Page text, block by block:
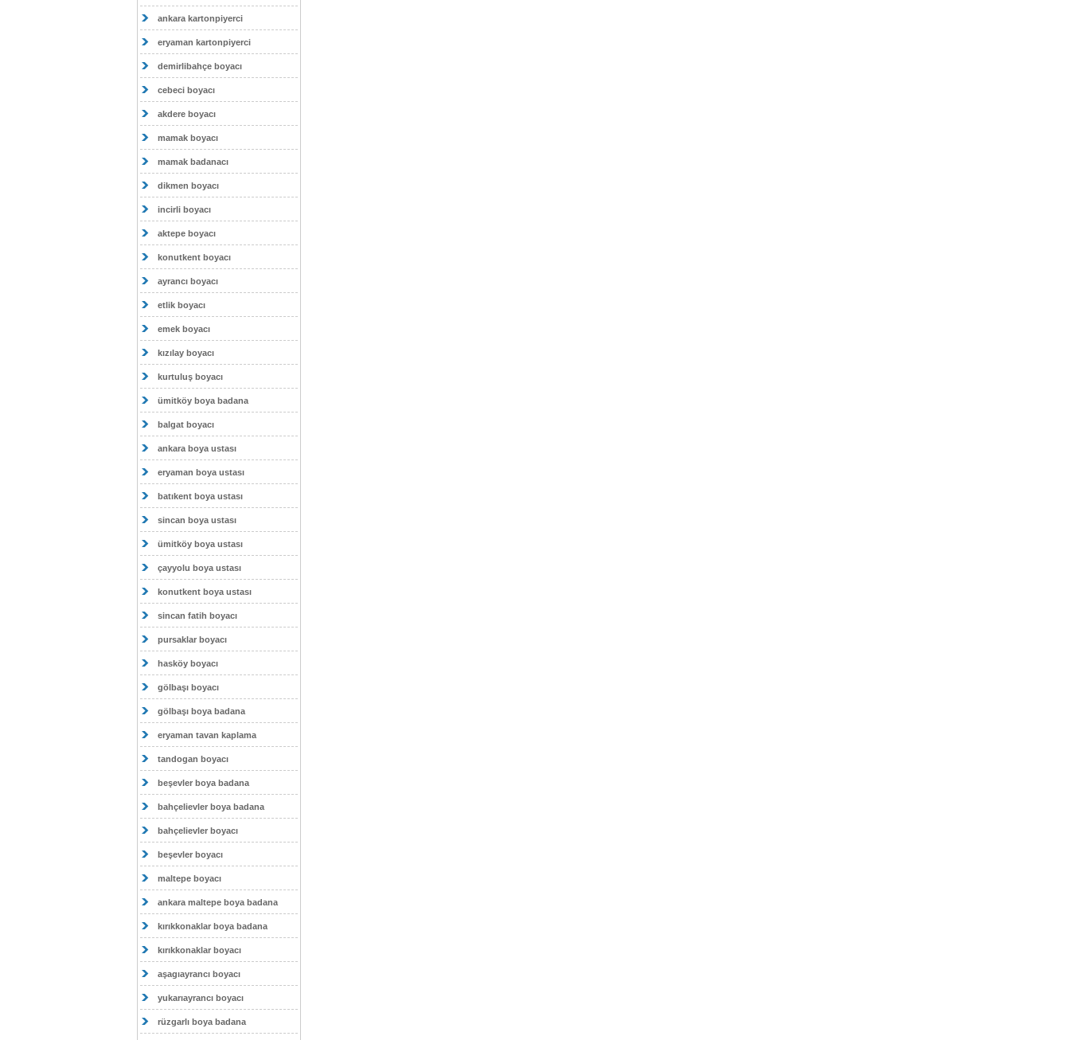
ankara kartonpiyerci
eryaman kartonpiyerci
demirlibahçe boyacı
cebeci boyacı
akdere boyacı
mamak boyacı
mamak badanacı
dikmen boyacı
incirli boyacı
aktepe boyacı
konutkent boyacı
ayrancı boyacı
etlik boyacı
emek boyacı
kızılay boyacı
kurtuluş boyacı
ümitköy boya badana
balgat boyacı
ankara boya ustası
eryaman boya ustası
batıkent boya ustası
sincan boya ustası
ümitköy boya ustası
çayyolu boya ustası
konutkent boya ustası
sincan fatih boyacı
pursaklar boyacı
hasköy boyacı
gölbaşı boyacı
gölbaşı boya badana
eryaman tavan kaplama
tandogan boyacı
beşevler boya badana
bahçelievler boya badana
bahçelievler boyacı
beşevler boyacı
maltepe boyacı
ankara maltepe boya badana
kırıkkonaklar boya badana
kırıkkonaklar boyacı
aşagıayrancı boyacı
yukarıayrancı boyacı
rüzgarlı boya badana